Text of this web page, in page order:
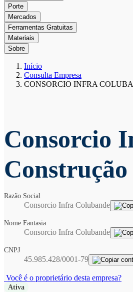
Porte
Mercados
Ferramentas Gratuitas
Materiais
Sobre
Início
Consulta Empresa
CONSORCIO INFRA
Consorcio
Razão Social
Consorcio Infra Colubande
Nome Fantasia
Consorcio Infra Colubande
CNPJ
45.985.428/0001-79
Você é o proprietário desta empresa?
Ativa